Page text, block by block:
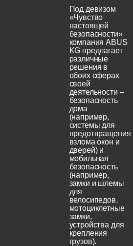
Под девизом
«Чувство
настоящей
безопасности»
компания ABUS
KG предлагает
различные
решения в
обоих сферах
своей
деятельности –
безопасность
дома
(например,
системы для
предотвращения
взлома окон и
дверей) и
мобильная
безопасность
(например,
замки и шлемы
для
велосипедов,
мотоциклетные
замки,
устройства для
крепления
грузов).